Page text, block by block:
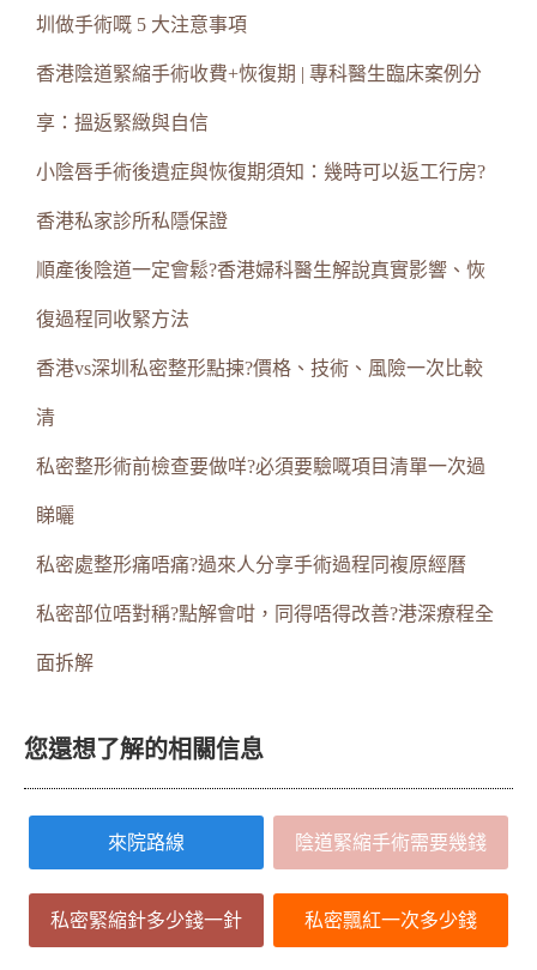
圳做手術嘅 5 大注意事項
香港陰道緊縮手術收費+恢復期 | 專科醫生臨床案例分
享：搵返緊緻與自信
小陰唇手術後遺症與恢復期須知：幾時可以返工行房?
香港私家診所私隱保證
順產後陰道一定會鬆?香港婦科醫生解說真實影響、恢
復過程同收緊方法
香港vs深圳私密整形點揀?價格、技術、風險一次比較
清
私密整形術前檢查要做咩?必須要驗嘅項目清單一次過
睇曬
私密處整形痛唔痛?過來人分享手術過程同複原經曆
私密部位唔對稱?點解會咁，同得唔得改善?港深療程全
面拆解
您還想了解的相關信息
來院路線 陰道緊縮手術需要幾錢
私密緊縮針多少錢一針 私密飄紅一次多少錢